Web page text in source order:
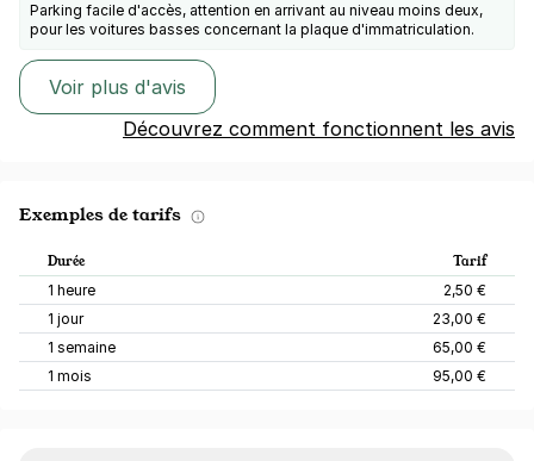
Parking facile d'accès, attention en arrivant au niveau moins deux,
pour les voitures basses concernant la plaque d'immatriculation.
Voir plus d'avis
Découvrez comment fonctionnent les avis
Exemples de tarifs
Durée Tarif
1 heure
2,50 €
1 jour
23,00 €
1 semaine
65,00 €
1 mois
95,00 €